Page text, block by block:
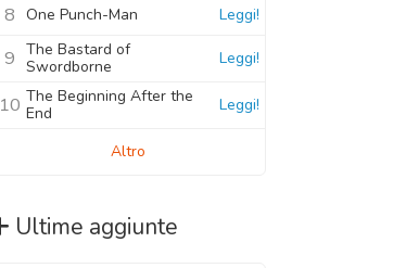
8 One Punch-Man Leggi!
9 The Bastard of
Swordborne
Leggi!
10 The Beginning After the
End
Leggi!
Altro
Ultime aggiunte